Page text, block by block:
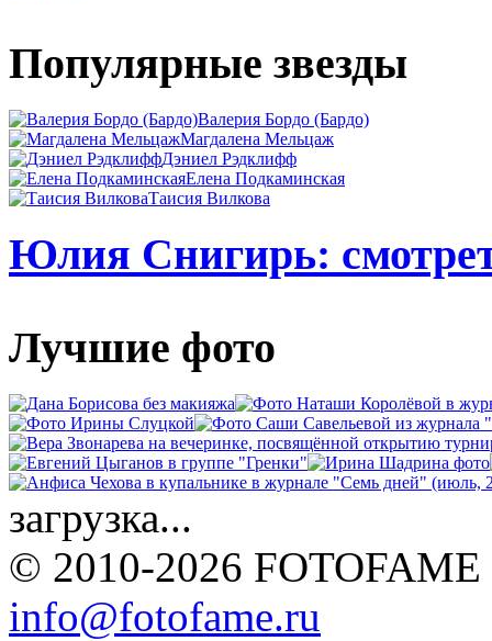
Популярные звезды
Валерия Бордо (Бардо)
Магдалена Мельцаж
Дэниел Рэдклифф
Елена Подкаминская
Таисия Вилкова
Юлия Снигирь:
Лучшие фото
загрузка...
© 2010-2026 FOTOFAME
info@fotofame.ru